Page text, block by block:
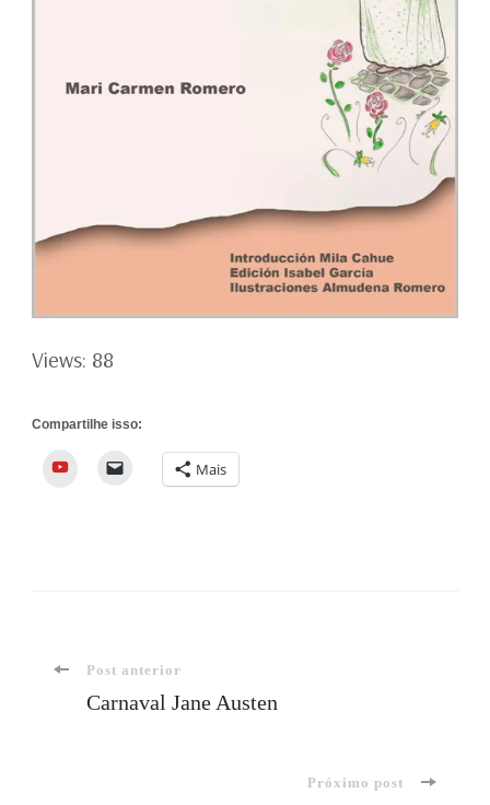
Views: 88
Compartilhe isso:
YouTube Mais
Navegação
Post anterior
Carnaval Jane Austen
Próximo post